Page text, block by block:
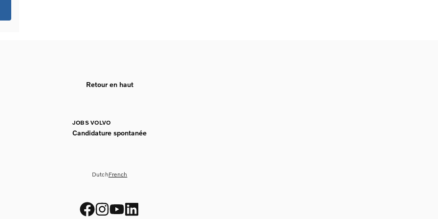
Retour en haut
JOBS VOLVO
Candidature spontanée
DutchFrench